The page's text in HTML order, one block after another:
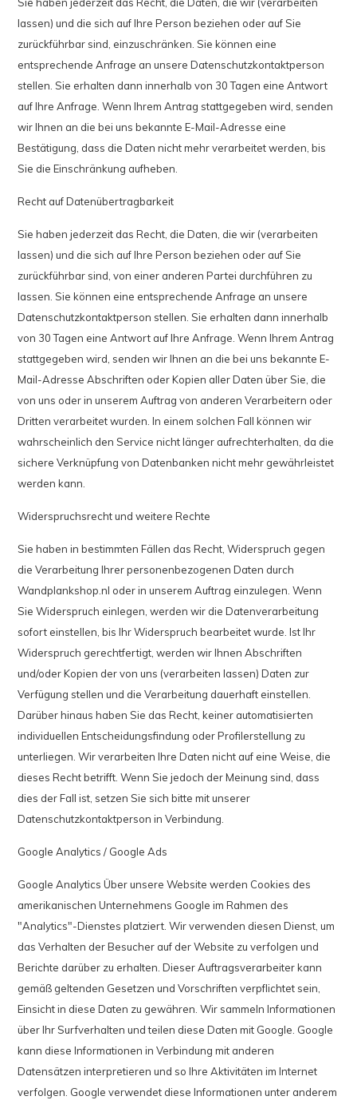
Sie haben jederzeit das Recht, die Daten, die wir (verarbeiten
lassen) und die sich auf Ihre Person beziehen oder auf Sie
zurückführbar sind, einzuschränken. Sie können eine
entsprechende Anfrage an unsere Datenschutzkontaktperson
stellen. Sie erhalten dann innerhalb von 30 Tagen eine Antwort
auf Ihre Anfrage. Wenn Ihrem Antrag stattgegeben wird, senden
wir Ihnen an die bei uns bekannte E-Mail-Adresse eine
Bestätigung, dass die Daten nicht mehr verarbeitet werden, bis
Sie die Einschränkung aufheben.
Recht auf Datenübertragbarkeit
Sie haben jederzeit das Recht, die Daten, die wir (verarbeiten
lassen) und die sich auf Ihre Person beziehen oder auf Sie
zurückführbar sind, von einer anderen Partei durchführen zu
lassen. Sie können eine entsprechende Anfrage an unsere
Datenschutzkontaktperson stellen. Sie erhalten dann innerhalb
von 30 Tagen eine Antwort auf Ihre Anfrage. Wenn Ihrem Antrag
stattgegeben wird, senden wir Ihnen an die bei uns bekannte E-
Mail-Adresse Abschriften oder Kopien aller Daten über Sie, die
von uns oder in unserem Auftrag von anderen Verarbeitern oder
Dritten verarbeitet wurden. In einem solchen Fall können wir
wahrscheinlich den Service nicht länger aufrechterhalten, da die
sichere Verknüpfung von Datenbanken nicht mehr gewährleistet
werden kann.
Widerspruchsrecht und weitere Rechte
Sie haben in bestimmten Fällen das Recht, Widerspruch gegen
die Verarbeitung Ihrer personenbezogenen Daten durch
Wandplankshop.nl oder in unserem Auftrag einzulegen. Wenn
Sie Widerspruch einlegen, werden wir die Datenverarbeitung
sofort einstellen, bis Ihr Widerspruch bearbeitet wurde. Ist Ihr
Widerspruch gerechtfertigt, werden wir Ihnen Abschriften
und/oder Kopien der von uns (verarbeiten lassen) Daten zur
Verfügung stellen und die Verarbeitung dauerhaft einstellen.
Darüber hinaus haben Sie das Recht, keiner automatisierten
individuellen Entscheidungsfindung oder Profilerstellung zu
unterliegen. Wir verarbeiten Ihre Daten nicht auf eine Weise, die
dieses Recht betrifft. Wenn Sie jedoch der Meinung sind, dass
dies der Fall ist, setzen Sie sich bitte mit unserer
Datenschutzkontaktperson in Verbindung.
Google Analytics / Google Ads
Google Analytics Über unsere Website werden Cookies des
amerikanischen Unternehmens Google im Rahmen des
"Analytics"-Dienstes platziert. Wir verwenden diesen Dienst, um
das Verhalten der Besucher auf der Website zu verfolgen und
Berichte darüber zu erhalten. Dieser Auftragsverarbeiter kann
gemäß geltenden Gesetzen und Vorschriften verpflichtet sein,
Einsicht in diese Daten zu gewähren. Wir sammeln Informationen
über Ihr Surfverhalten und teilen diese Daten mit Google. Google
kann diese Informationen in Verbindung mit anderen
Datensätzen interpretieren und so Ihre Aktivitäten im Internet
verfolgen. Google verwendet diese Informationen unter anderem